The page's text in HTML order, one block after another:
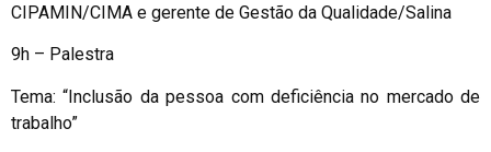
CIPAMIN/CIMA e gerente de Gestão da Qualidade/Salina
9h – Palestra
Tema: “Inclusão da pessoa com deficiência no mercado de
trabalho”